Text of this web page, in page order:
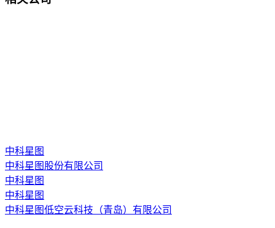
中科星图
中科星图股份有限公司
中科星图
中科星图
中科星图低空云科技（青岛）有限公司